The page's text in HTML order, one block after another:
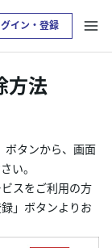
イン・登録
方法
ボタンから、画面
い。
スをご利用の方
」ボタンよりお